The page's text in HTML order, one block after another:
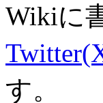
Wikiに
す。